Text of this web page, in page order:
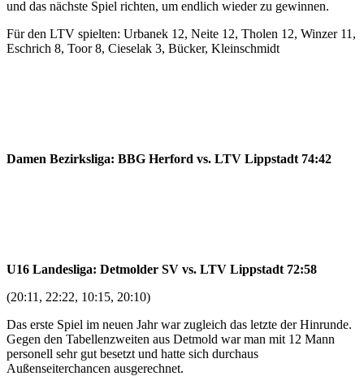
und das nächste Spiel richten, um endlich wieder zu gewinnen.
Für den LTV spielten: Urbanek 12, Neite 12, Tholen 12, Winzer 11,
Eschrich 8, Toor 8, Cieselak 3, Bücker, Kleinschmidt
Damen Bezirksliga: BBG Herford vs. LTV Lippstadt 74:42
U16 Landesliga: Detmolder SV vs. LTV Lippstadt 72:58
(20:11, 22:22, 10:15, 20:10)
Das erste Spiel im neuen Jahr war zugleich das letzte der Hinrunde.
Gegen den Tabellenzweiten aus Detmold war man mit 12 Mann
personell sehr gut besetzt und hatte sich durchaus
Außenseiterchancen ausgerechnet.